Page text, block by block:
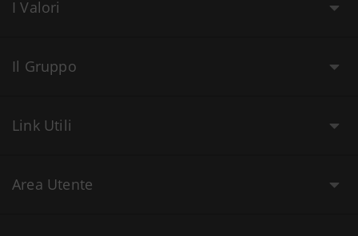
I Valori
Il Gruppo
Link Utili
Area Utente